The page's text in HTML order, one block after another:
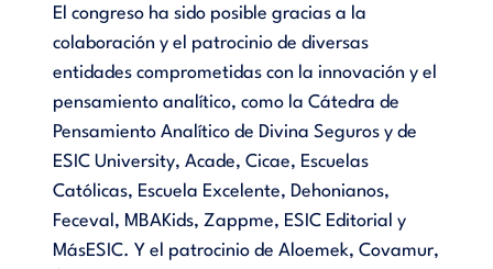
El congreso ha sido posible gracias a la
colaboración y el patrocinio de diversas
entidades comprometidas con la innovación y el
pensamiento analítico, como la Cátedra de
Pensamiento Analítico de Divina Seguros y de
ESIC University, Acade, Cicae, Escuelas
Católicas, Escuela Excelente, Dehonianos,
Feceval, MBAKids, Zappme, ESIC Editorial y
MásESIC. Y el patrocinio de Aloemek, Covamur,